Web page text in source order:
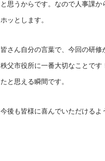
と思うからです。なので人事課
ホッとします。
皆さん自分の言葉で、今回の研
秩父市役所に一番大切なことで
たと思える瞬間です。
今後も皆様に喜んでいただけるよ